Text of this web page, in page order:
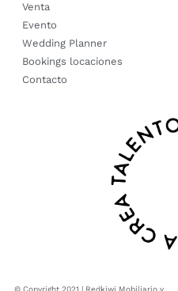
Venta
Evento
Wedding Planner
Bookings locaciones
Contacto
© Copyright 2021 | Redkiwi Mobiliario y